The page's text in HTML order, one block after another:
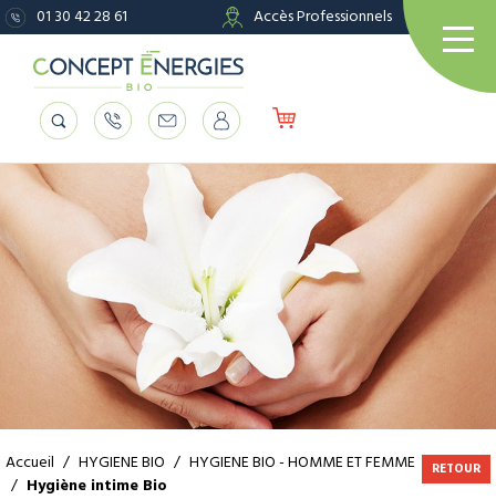
01 30 42 28 61 Accès Professionnels
Accueil / HYGIENE BIO / HYGIENE BIO - HOMME ET FEMME
/ Hygiène intime Bio
RETOUR